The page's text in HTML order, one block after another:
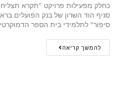
כחלק מפעילות פרויקט "תקרא
סניף הוד השרון של בנק הפועלים
סיפור" לתלמידי בית הספר
להמשך קריאה